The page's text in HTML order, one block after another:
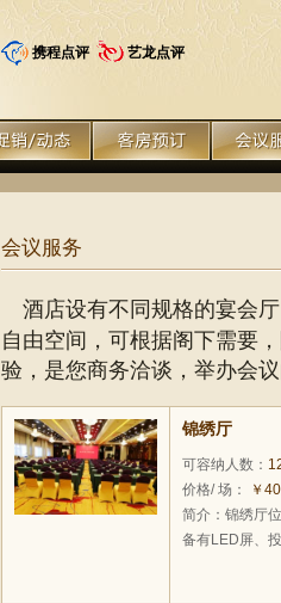
携程点评 艺龙点评
会议服务
酒店设有不同规格的宴会
自由空间，可根据阁下需要
验，是您商务洽谈，举办会议
锦绣厅
可容纳人数：
价格/ 场：
￥
简介：锦绣厅
备有LED屏、